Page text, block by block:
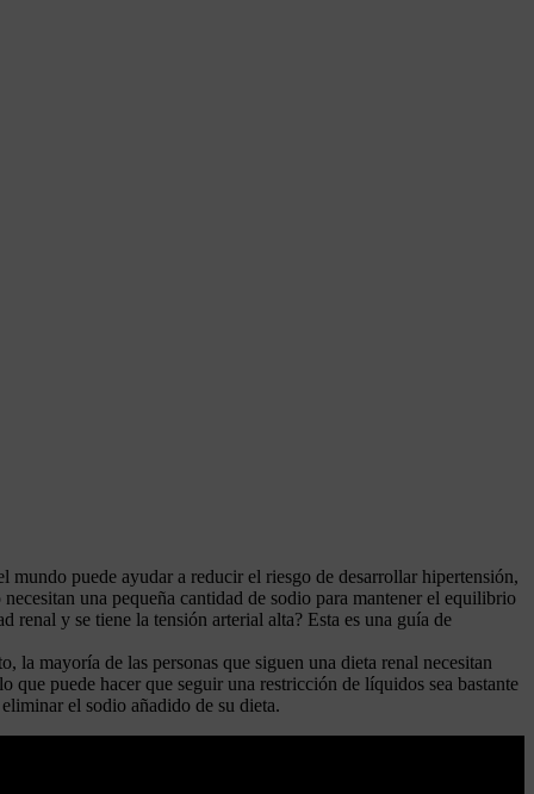
puede ayudar a reducir el riesgo de desarrollar hipertensión,
una pequeña cantidad de sodio para mantener el equilibrio
renal y se tiene la tensión arterial alta? Esta es una guía de
mayoría de las personas que siguen una dieta renal necesitan
puede hacer que seguir una restricción de líquidos sea bastante
el sodio añadido de su dieta.